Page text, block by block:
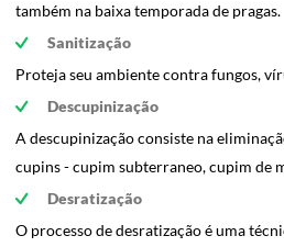
também na baixa temporada de pragas.
Sanitização
Proteja seu ambiente contra fungos,
Descupinização
A descupinização consiste na
cupins - cupim subterraneo, cupim de
Desratização
O processo de desratização é uma